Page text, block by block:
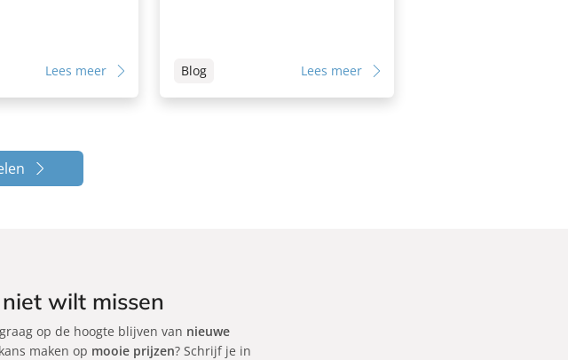
Lees meer Blog Lees meer
wilt missen
op de hoogte blijven van nieuwe
maken op mooie prijzen? Schrijf je in